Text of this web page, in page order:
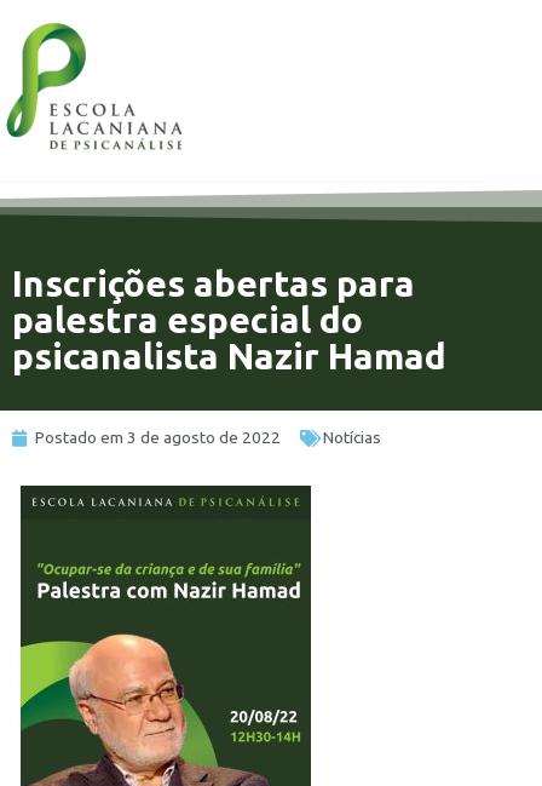
Inscrições abertas para
palestra especial do
psicanalista Nazir Hamad
Postado em 3 de agosto de 2022 Notícias